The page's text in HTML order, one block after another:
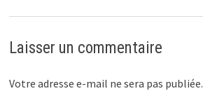
Laisser un commentaire
Votre adresse e-mail ne sera pas publiée.